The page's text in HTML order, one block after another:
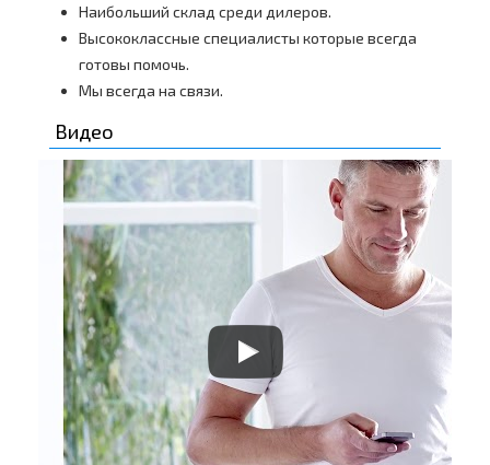
Наибольший склад среди дилеров.
Высококлассные специалисты которые всегда
готовы помочь.
Мы всегда на связи.
Видео